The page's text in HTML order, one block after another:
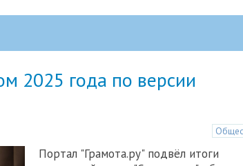
2025 года по версии
Портал "Грамота.ру" подвёл итоги